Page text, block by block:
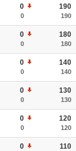
0
0
190
190
0
0
180
180
0
0
140
140
0
0
130
130
0
0
120
120
0 110